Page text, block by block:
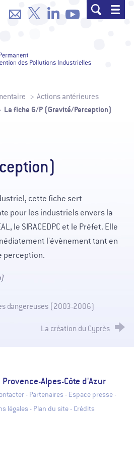
SPPPI Paca - Secrétariat
Actions antérieures
La fiche G/P (Gravité/Perception)
cette fiche sert
pour les industriels envers la
le SIRACEDPC et le Préfet. Elle
l'évènement tant en
perception.
dangereuses (2003-2006)
La création du Cyprès
pour la Prévention des
Provence-Alpes-Côte d'Azur
- Partenaires - Espace presse-
légales - Plan du site- Crédits